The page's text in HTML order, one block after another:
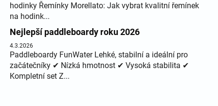
hodinky Řemínky Morellato: Jak vybrat kvalitní řemínek
na hodink...
Nejlepší paddleboardy roku 2026
4.3.2026
Paddleboardy FunWater Lehké, stabilní a ideální pro
začátečníky ✔ Nízká hmotnost ✔ Vysoká stabilita ✔
Kompletní set Z...